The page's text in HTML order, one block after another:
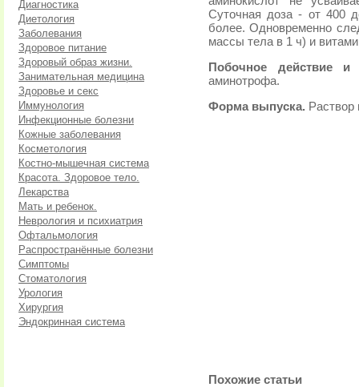
Диагностика
Диетология
Заболевания
Здоровое питание
Здоровый образ жизни.
Занимательная медицина
Здоровье и секс
Иммунология
Инфекционные болезни
Кожные заболевания
Косметология
Костно-мышечная система
Красота. Здоровое тело.
Лекарства
Мать и ребенок.
Неврология и психиатрия
Офтальмология
Распространённые болезни
Симптомы
Стоматология
Урология
Хирургия
Эндокринная система
Суточная доза - от 400
более. Одновременно
массы тела в 1 ч) и
Побочное действие и
аминотрофа.
Форма выпуска.
Похожие статьи